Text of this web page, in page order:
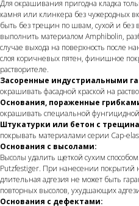
Для окрашивания пригодна кладка
камня или клинкера без чужеродных
быть без трещин по швам, сухой и без
выполнить материалом Amphibolin,
случае выхода на поверхность после
слоя коричневых пятен, финишное
растворителе.
Засоренные индустриальными
окрашивать фасадной краской на
Основания, пораженные
окрашивать специальной
Штукатурки или бетон с
покрывать материалами серии Cap-
Основания с высолами:
Высолы удалить щеткой сухим
Putzfestiger. При нанесении покрытий
длительная адгезия не может быть
повторных высолов, ухудшающих
Основания с дефектами: